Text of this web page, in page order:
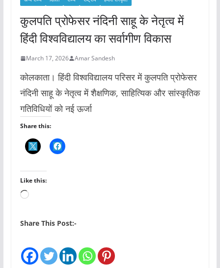
कुलपति प्रोफेसर नंदिनी साहू के नेतृत्व में
हिंदी विश्वविद्यालय का सर्वागीण विकास
March 17, 2026 Amar Sandesh
कोलकाता। हिंदी विश्वविद्यालय परिसर में कुलपति प्रोफेसर
नंदिनी साहू के नेतृत्व में शैक्षणिक, साहित्यिक और सांस्कृतिक
गतिविधियों को नई ऊर्जा
Share this:
Like this:
L
a
n
Share This Post:-